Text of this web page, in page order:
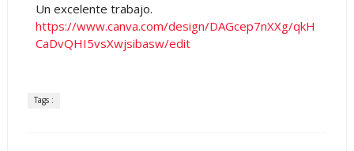
Un excelente trabajo.
https://www.canva.com/design/DAGcep7nXXg/qkH
CaDvQHI5vsXwjsibasw/edit
Tags :